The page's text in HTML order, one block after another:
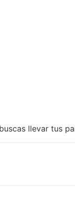
llevar tus